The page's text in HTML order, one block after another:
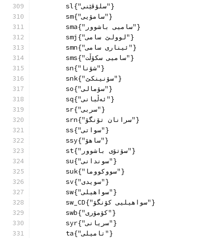
        sl{"سلۆڤێنی"}
        sm{"سامۆیی"}
        sma{"سامیی باشوور"}
        smj{"لوولێ سامی"}
        smn{"ئیناری سامی"}
        sms{"سامیی سکۆڵت"}
        sn{"شۆنا"}
        snk{"سۆنینکێ"}
        so{"سۆمالی"}
        sq{"ئەڵبانی"}
        sr{"سربی"}
        srn{"سرانان تۆنگۆ"}
        ss{"سواتی"}
        ssy{"ساهۆ"}
        st{"سۆتۆی باشوور"}
        su{"سوندانی"}
        suk{"سووکووما"}
        sv{"سویدی"}
        sw{"سواهیلی"}
        sw_CD{"سواهیلیی کۆنگۆ"}
        swb{"کۆمۆری"}
        syr{"سریانی"}
        ta{"تامیلی"}